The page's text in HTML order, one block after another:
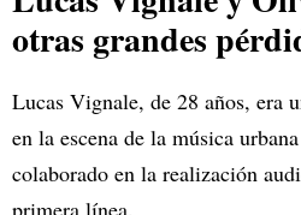
otras grandes
Lucas Vignale, de 28 años, era
en la escena de la música
colaborado en la realización